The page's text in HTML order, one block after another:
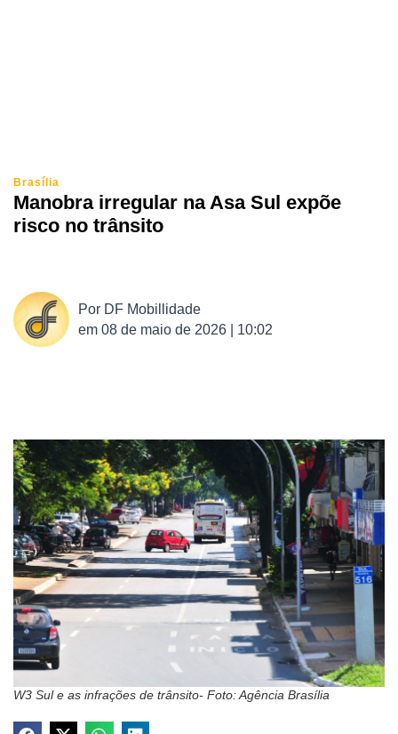
Brasília
Manobra irregular na Asa Sul expõe
risco no trânsito
Por DF Mobillidade
em 08 de maio de 2026 | 10:02
W3 Sul e as infrações de trânsito- Foto: Agência Brasília